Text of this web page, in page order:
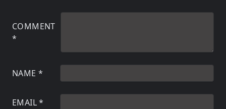
COMMENT
*
NAME *
EMAIL*